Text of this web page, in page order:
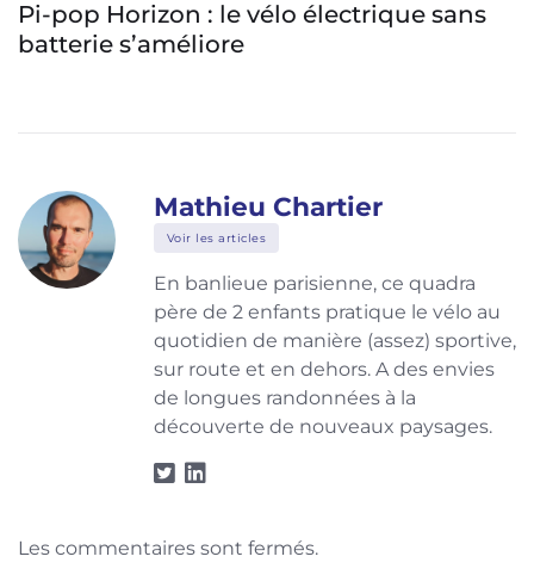
Pi-pop Horizon : le vélo électrique sans
batterie s’améliore
Mathieu Chartier
Voir les articles
En banlieue parisienne, ce quadra
père de 2 enfants pratique le vélo au
quotidien de manière (assez) sportive,
sur route et en dehors. A des envies
de longues randonnées à la
découverte de nouveaux paysages.
Les commentaires sont fermés.